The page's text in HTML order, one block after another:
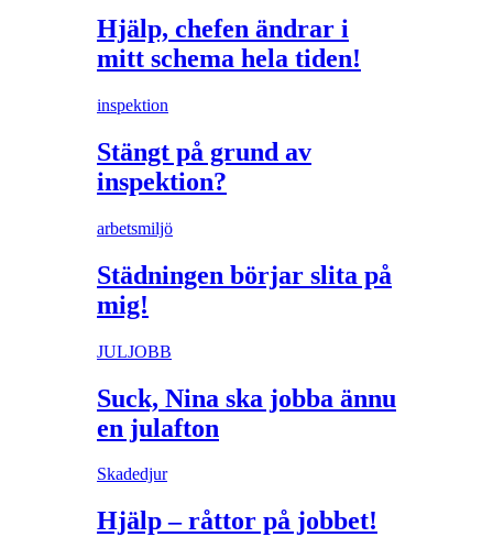
Hjälp, chefen ändrar i
mitt schema hela tiden!
inspektion
Stängt på grund av
inspektion?
arbetsmiljö
Städningen börjar slita på
mig!
JULJOBB
Suck, Nina ska jobba ännu
en julafton
Skadedjur
Hjälp – råttor på jobbet!